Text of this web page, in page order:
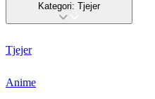
Kategori: Tjejer
Tjejer
Anime